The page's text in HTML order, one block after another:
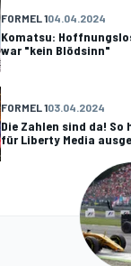
FORMEL 104.04.2024
Komatsu:
war "kein Blödsinn"
FORMEL 103.04.2024
Die Zahlen sind da! So
für Liberty Media